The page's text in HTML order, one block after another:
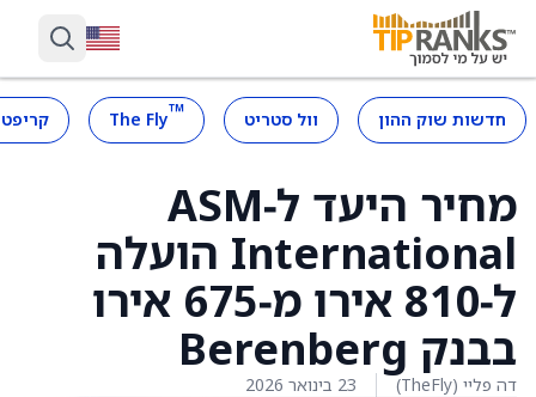
חדשות שוק ההון וול סטריט ™
The Fly
מחיר היעד ל‑ASM
International הועלה
ל‑810 אירו מ‑675 אירו
בבנק Berenberg
דה פליי (TheFly) 23 בינואר 2026